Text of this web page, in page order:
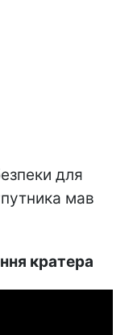
для
мав
кратера